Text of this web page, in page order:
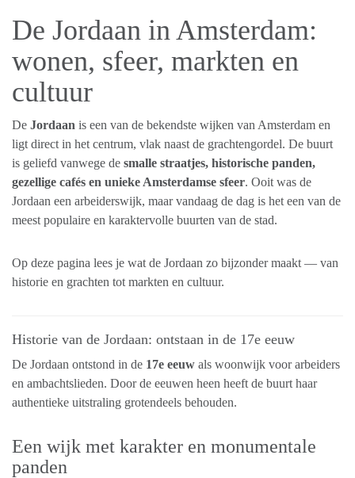
De Jordaan in Amsterdam:
wonen, sfeer, markten en
cultuur
De Jordaan is een van de bekendste wijken van Amsterdam en
ligt direct in het centrum, vlak naast de grachtengordel. De buurt
is geliefd vanwege de smalle straatjes, historische panden,
gezellige cafés en unieke Amsterdamse sfeer. Ooit was de
Jordaan een arbeiderswijk, maar vandaag de dag is het een van de
meest populaire en karaktervolle buurten van de stad.
Op deze pagina lees je wat de Jordaan zo bijzonder maakt — van
historie en grachten tot markten en cultuur.
Historie van de Jordaan: ontstaan in de 17e eeuw
De Jordaan ontstond in de 17e eeuw als woonwijk voor arbeiders
en ambachtslieden. Door de eeuwen heen heeft de buurt haar
authentieke uitstraling grotendeels behouden.
Een wijk met karakter en monumentale
panden